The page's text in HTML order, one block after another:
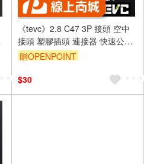
《tevc》2.8 C47 3P 接頭 空中
接頭 塑膠插頭 連接器 快速公母
端子插座 電線接頭 110型
贈OPENPOINT
$30